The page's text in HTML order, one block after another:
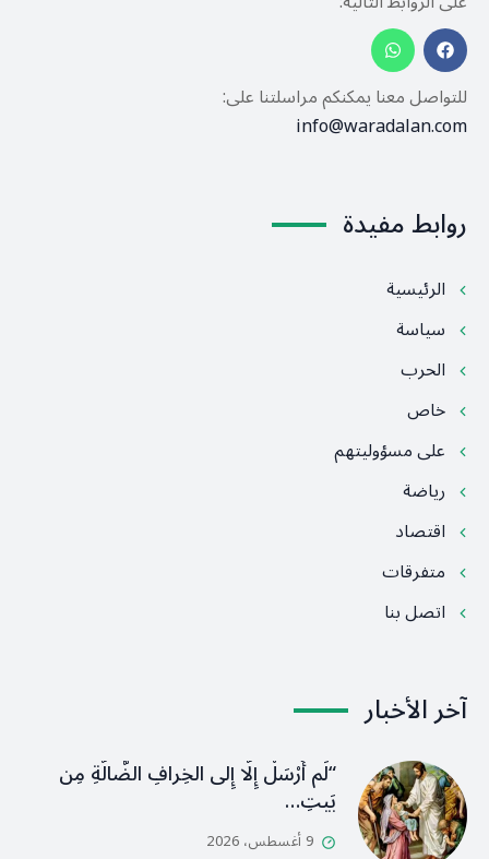
للتواصل معنا يمكنكم مراسلتنا على:
info@waradalan.com
روابط مفيدة
الرئيسية
سياسة
الحرب
خاص
على مسؤوليتهم
رياضة
اقتصاد
متفرقات
اتصل بنا
آخر الأخبار
“لَم أُرْسَلْ إِلَّا إِلى الخِرافِ الضَّالَّةِ مِن
بَيتِ…
9 أغسطس، 2026